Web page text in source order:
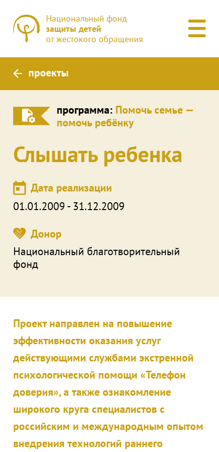
Национальный фонд
защиты детей
от жестокого обращения
проекты
программа: Помочь семье —
помочь ребёнку
Слышать ребенка
Дата реализации
01.01.2009 - 31.12.2009
Донор
Национальный благотворительный
фонд
Проект направлен на повышение
эффективности оказания услуг
действующими службами экстренной
психологической помощи «Телефон
доверия», а также ознакомление
широкого круга специалистов с
российским и международным опытом
внедрения технологий раннего